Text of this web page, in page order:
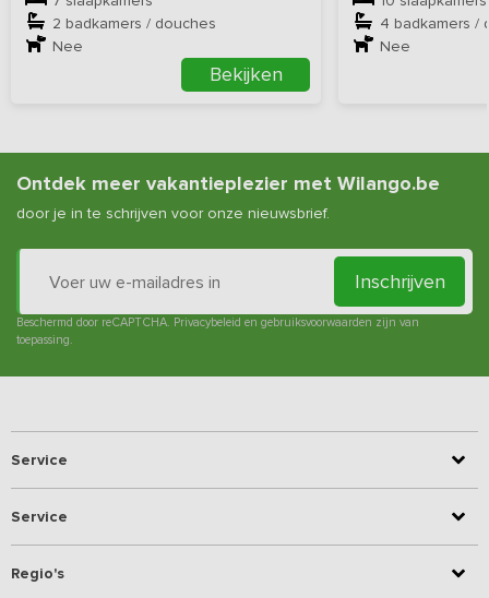
veengebieden, waarna je tot laat in de avond heerlijk kunt
genieten van de rust en het uitzicht.
Het vakantieadres biedt zo de perfecte combinatie van
2 badkamers / douches
Nee
Bekijken
4 badkamers /
Nee
Ontdek meer vakantieplezier met Wilango.be
door je in te schrijven voor onze nieuwsbrief.
Inschrijven
Beschermd door reCAPTCHA. Privacybeleid en gebruiksvoorwaarden zijn van
toepassing.
Service
Service
Regio's